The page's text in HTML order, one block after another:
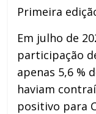
Primeira
Em julho de
participação
apenas 5,6 %
haviam
positivo para